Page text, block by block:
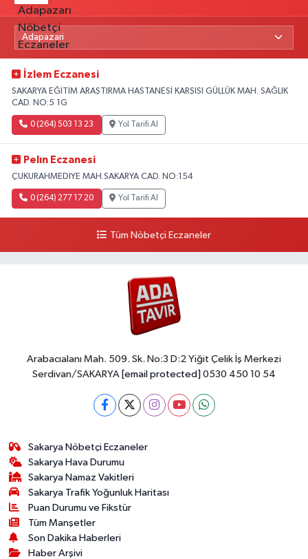
İzlem Eczanesi
SAKARYA EĞİTİM ARAŞTIRMA HASTANESİ KARŞISI GÜLLÜK MAH. SAĞLIK
CAD. NO:5 1G
0 (264) 503 13 23 Yol Tarifi Al
Pelın Eczanesi
ÇUKURAHMEDIYE MAH.SAKARYA CAD. NO:154
0 (264) 277 17 20 Yol Tarifi Al
Tüm Nöbetçi Eczaneler
Arabacıalanı Mah. 509. Sk. No:3 D:2 Yiğit Çelik İş Merkezi
Serdivan/SAKARYA [email protected] 0530 450 10 54
Sakarya Nöbetçi Eczaneler
Sakarya Hava Durumu
Sakarya Namaz Vakitleri
Sakarya Trafik Yoğunluk Haritası
Puan Durumu ve Fikstür
Tüm Manşetler
Son Dakika Haberleri
Haber Arşivi